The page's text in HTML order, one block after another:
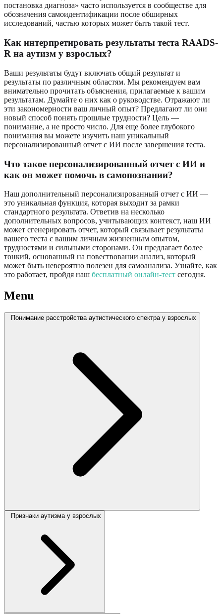
постановка диагноза» часто используется в сообществе для
обозначения самоидентификации после обширных
исследований, частью которых может быть такой тест.
Как интерпретировать результаты теста RAADS-
R на аутизм у взрослых?
Ваши результаты будут включать общий результат и
результаты по различным областям. Мы рекомендуем вам
внимательно прочитать объяснения, прилагаемые к вашим
результатам. Думайте о них как о руководстве. Отражают ли
эти закономерности ваш личный опыт? Предлагают ли они
новый способ понять прошлые трудности? Цель —
понимание, а не просто число. Для еще более глубокого
понимания вы можете изучить наш уникальный
персонализированный отчет с ИИ после завершения теста.
Что такое персонализированный отчет с ИИ и
как он может помочь в самопознании?
Наш дополнительный персонализированный отчет с ИИ —
это уникальная функция, которая выходит за рамки
стандартного результата. Ответив на несколько
дополнительных вопросов, учитывающих контекст, наш ИИ
может сгенерировать отчет, который связывает результаты
вашего теста с вашим личным жизненным опытом,
трудностями и сильными сторонами. Он предлагает более
тонкий, основанный на повествовании анализ, который
может быть невероятно полезен для самоанализа. Узнайте, как
это работает, пройдя наш бесплатный онлайн-тест сегодня.
Menu
Понимание расстройства аутистического спектра у взрослых
Признаки аутизма у взрослых